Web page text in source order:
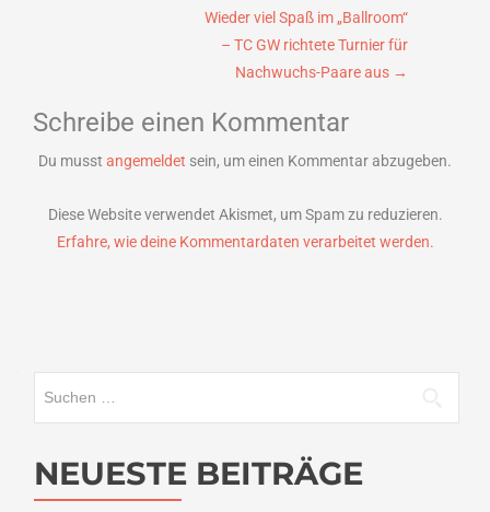
Wieder viel Spaß im „Ballroom“
– TC GW richtete Turnier für
Nachwuchs-Paare aus →
Schreibe einen Kommentar
Du musst angemeldet sein, um einen Kommentar abzugeben.
Diese Website verwendet Akismet, um Spam zu reduzieren.
Erfahre, wie deine Kommentardaten verarbeitet werden.
NEUESTE BEITRÄGE